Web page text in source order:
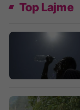
Top Lajme